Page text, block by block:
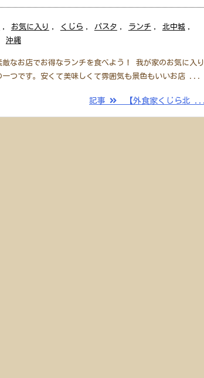
お気に入り くじら パスタ ランチ 北中城
沖縄
敵なお店でお得なランチを食べよう！ 我が家のお気に入り
一つです。安くて美味しくて雰囲気も景色もいいお店 ...
記事 【外食家くじら北 ...